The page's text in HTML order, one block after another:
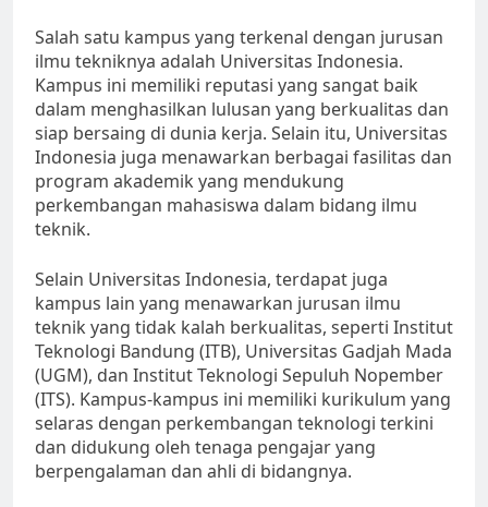
Salah satu kampus yang terkenal dengan jurusan
ilmu tekniknya adalah Universitas Indonesia.
Kampus ini memiliki reputasi yang sangat baik
dalam menghasilkan lulusan yang berkualitas dan
siap bersaing di dunia kerja. Selain itu, Universitas
Indonesia juga menawarkan berbagai fasilitas dan
program akademik yang mendukung
perkembangan mahasiswa dalam bidang ilmu
teknik.
Selain Universitas Indonesia, terdapat juga
kampus lain yang menawarkan jurusan ilmu
teknik yang tidak kalah berkualitas, seperti Institut
Teknologi Bandung (ITB), Universitas Gadjah Mada
(UGM), dan Institut Teknologi Sepuluh Nopember
(ITS). Kampus-kampus ini memiliki kurikulum yang
selaras dengan perkembangan teknologi terkini
dan didukung oleh tenaga pengajar yang
berpengalaman dan ahli di bidangnya.